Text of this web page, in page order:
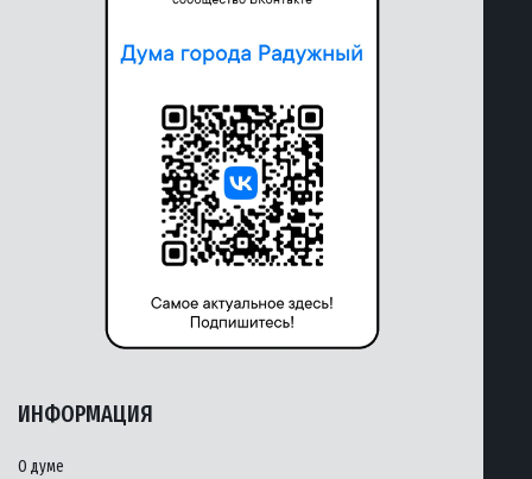
ИНФОРМАЦИЯ
О думе